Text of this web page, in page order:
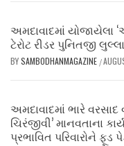
અમદાવાદમાં યોજાયેલા
ટેરોટ રીડર પુનિતજી
BYSAMBODHANMAGAZINE /
અમદાવાદમાં ભારે વરસાદ
ચિરંજીવી’ માનવતાના
પ્રભાવિત પરિવારોને